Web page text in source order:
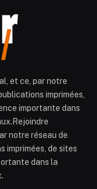
et ce, par notre
imprimées,
importante dans
notre réseau de
imprimées, de sites
dans la